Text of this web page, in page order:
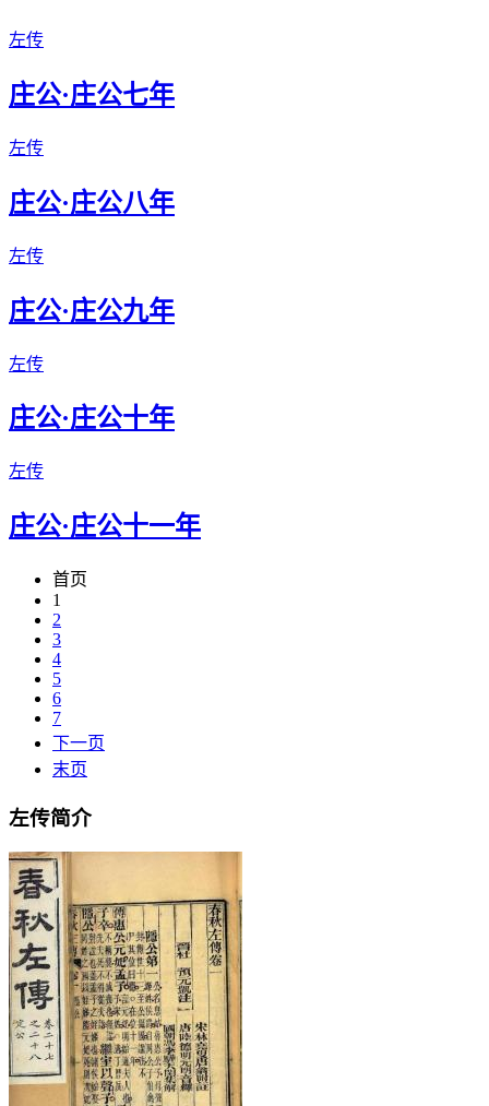
左传
庄公·庄公七年
左传
庄公·庄公八年
左传
庄公·庄公九年
左传
庄公·庄公十年
左传
庄公·庄公十一年
首页
1
2
3
4
5
6
7
下一页
末页
左传简介